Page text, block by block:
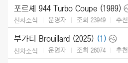
포르셰 944 Turbo Coupe (1989)
신차소식 운영자 조회 23949 추천
부가티 Brouillard (2025) (1)
신차소식 운영자 조회 26074 추천